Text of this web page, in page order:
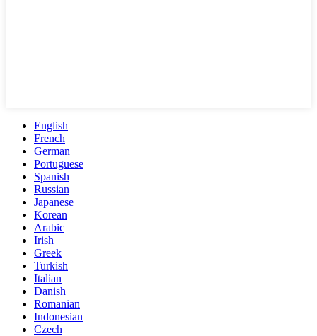
English
French
German
Portuguese
Spanish
Russian
Japanese
Korean
Arabic
Irish
Greek
Turkish
Italian
Danish
Romanian
Indonesian
Czech